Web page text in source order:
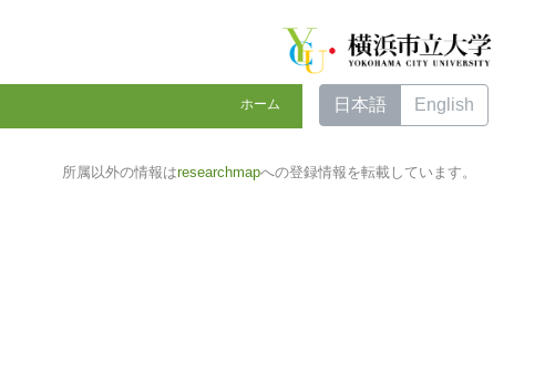
ホーム 日本語 English
所属以外の情報はresearchmapへの登録情報を転載しています。